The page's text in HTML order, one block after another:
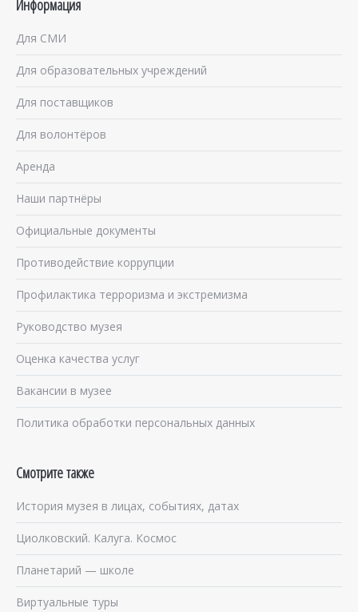
Информация
Для СМИ
Для образовательных учреждений
Для поставщиков
Для волонтёров
Аренда
Наши партнёры
Официальные документы
Противодействие коррупции
Профилактика терроризма и экстремизма
Руководство музея
Оценка качества услуг
Вакансии в музее
Политика обработки персональных данных
Смотрите также
История музея в лицах, событиях, датах
Циолковский. Калуга. Космос
Планетарий — школе
Виртуальные туры